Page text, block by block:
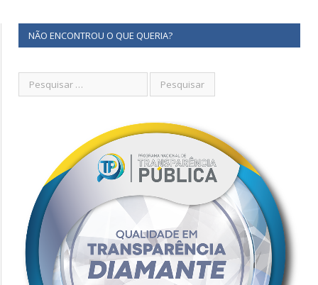
NÃO ENCONTROU O QUE QUERIA?